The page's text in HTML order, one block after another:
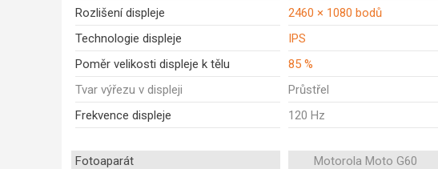
Rozlišení displeje
2460 × 1080 bodů
Technologie displeje
IPS
Poměr velikosti displeje k tělu
85 %
Tvar výřezu v displeji
Průstřel
Frekvence displeje
120 Hz
Fotoaparát Motorola Moto G60